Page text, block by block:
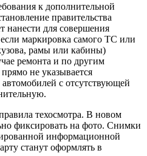
к дополнительной
правительства
нанести для совершения
маркировка самого ТС или
рамы или кабины)
ремонта и по другим
не указывается
автомобилей с отсутствующей
техосмотра. В новом
фиксировать на фото. Снимки
информационной
станут оформлять в